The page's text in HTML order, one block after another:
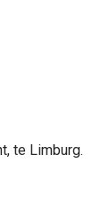
te Limburg.